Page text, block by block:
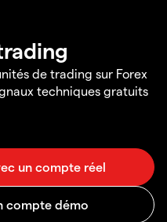
de trading sur Forex
techniques gratuits